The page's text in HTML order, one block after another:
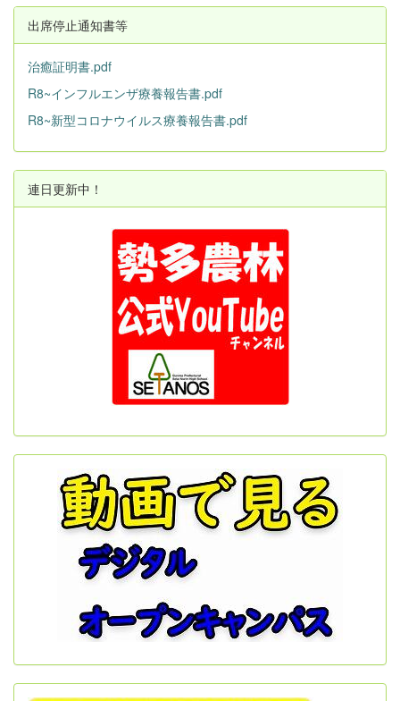
出席停止通知書等
治癒証明書.pdf
R8~インフルエンザ療養報告書.pdf
R8~新型コロナウイルス療養報告書.pdf
連日更新中！